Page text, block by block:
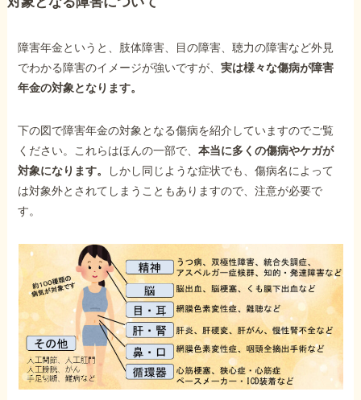
障害年金というと、肢体障害、目の障害、聴力の障害など外見
でわかる障害のイメージが強いですが、実は様々な傷病が障害
年金の対象となります。
下の図で障害年金の対象となる傷病を紹介していますのでご覧
ください。これらはほんの一部で、本当に多くの傷病やケガが
対象になります。
しかし同じような症状でも、傷病名によって
は対象外とされてしまうこともありますので、注意が必要で
す。